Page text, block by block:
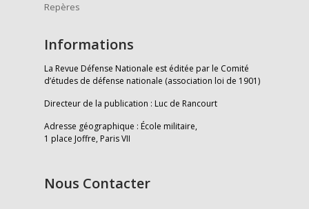
Repères
Informations
La Revue Défense Nationale est éditée par le Comité
d’études de défense nationale (association loi de 1901)
Directeur de la publication : Luc de Rancourt
Adresse géographique : École militaire,
1 place Joffre, Paris VII
Nous Contacter